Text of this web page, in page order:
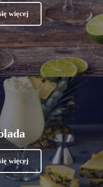
więcej
więcej